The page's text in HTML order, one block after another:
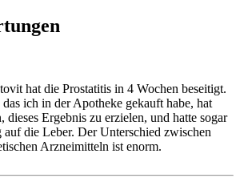
hat die Prostatitis in 4 Wochen beseitigt.
ich in der Apotheke gekauft habe, hat
dieses Ergebnis zu erzielen, und hatte sogar
die Leber. Der Unterschied zwischen
Arzneimitteln ist enorm.